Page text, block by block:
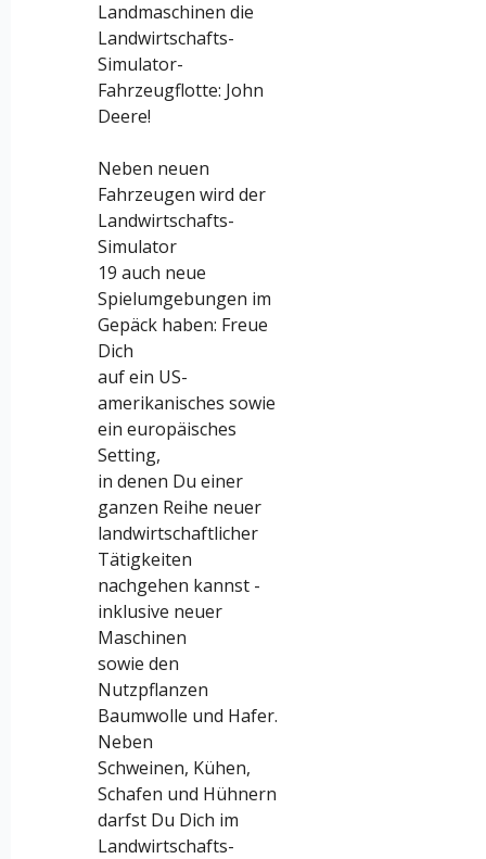
Landmaschinen die
Landwirtschafts-
Simulator-
Fahrzeugflotte: John
Deere!
Neben neuen
Fahrzeugen wird der
Landwirtschafts-
Simulator
19 auch neue
Spielumgebungen im
Gepäck haben: Freue
Dich
auf ein US-
amerikanisches sowie
ein europäisches
Setting,
in denen Du einer
ganzen Reihe neuer
landwirtschaftlicher
Tätigkeiten
nachgehen kannst -
inklusive neuer
Maschinen
sowie den
Nutzpflanzen
Baumwolle und Hafer.
Neben
Schweinen, Kühen,
Schafen und Hühnern
darfst Du Dich im
Landwirtschafts-